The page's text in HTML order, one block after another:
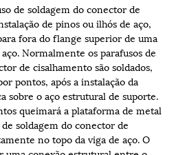
de soldagem do conector de
de pinos ou ilhós de aço,
fora do flange superior de uma
Normalmente os parafusos de
de cisalhamento são soldados,
pontos, após a instalação da
sobre o aço estrutural de suporte.
queimará a plataforma de metal
soldagem do conector de
no topo da viga de aço. O